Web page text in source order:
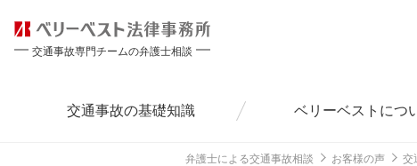
交通事故専門チームの弁護士相談
交通事故の基礎知識 ベリーベストにつ
弁護士による交通事故相談 お客様の声 交